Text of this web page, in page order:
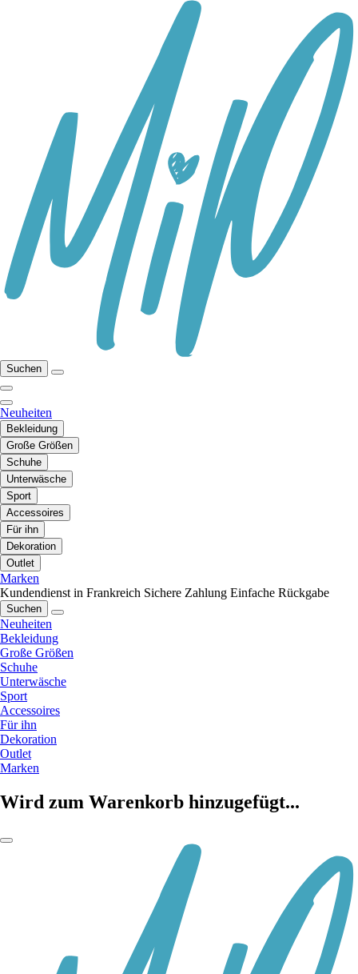
Suchen
Neuheiten
Bekleidung
Große Größen
Schuhe
Unterwäsche
Sport
Accessoires
Für ihn
Dekoration
Outlet
Marken
Kundendienst in Frankreich Sichere Zahlung Einfache Rückgabe
Suchen
Neuheiten
Bekleidung
Große Größen
Schuhe
Unterwäsche
Sport
Accessoires
Für ihn
Dekoration
Outlet
Marken
Wird zum Warenkorb hinzugefügt...